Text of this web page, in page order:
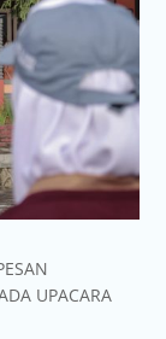
UPACARA